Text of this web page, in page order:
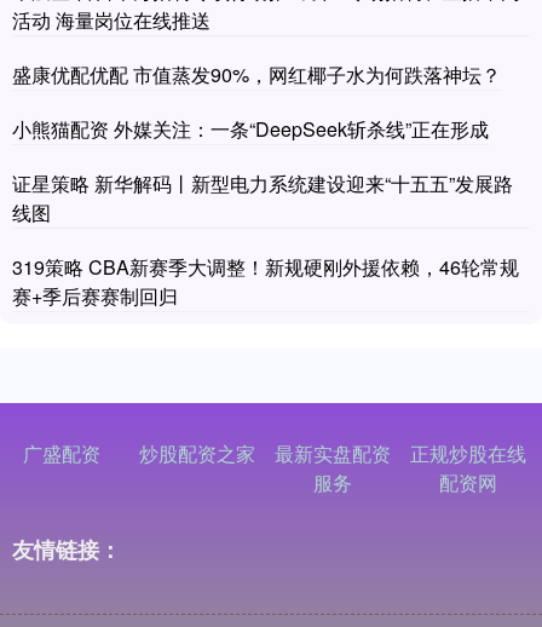
活动 海量岗位在线推送
盛康优配优配 市值蒸发90%，网红椰子水为何跌落神坛？
小熊猫配资 外媒关注：一条“DeepSeek斩杀线”正在形成
证星策略 新华解码丨新型电力系统建设迎来“十五五”发展路
线图
319策略 CBA新赛季大调整！新规硬刚外援依赖，46轮常规
赛+季后赛赛制回归
广盛配资 炒股配资之家
最新实盘配资
服务
正规炒股在线
配资网
友情链接：